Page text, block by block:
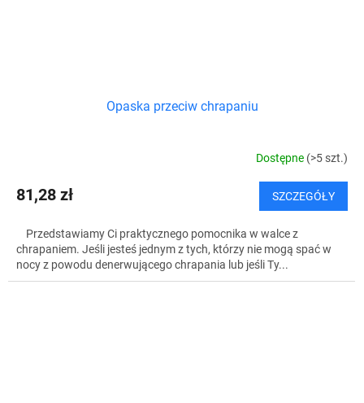
Opaska przeciw chrapaniu
Dostępne (>5 szt.)
81,28 zł SZCZEGÓŁY
Przedstawiamy Ci praktycznego pomocnika w walce z
chrapaniem. Jeśli jesteś jednym z tych, którzy nie mogą spać w
nocy z powodu denerwującego chrapania lub jeśli Ty...